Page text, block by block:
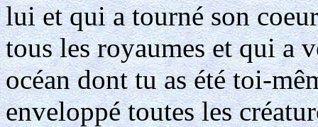
lui et qui a tourné son
tous les royaumes et qui a
océan dont tu as été toi-
enveloppé toutes les